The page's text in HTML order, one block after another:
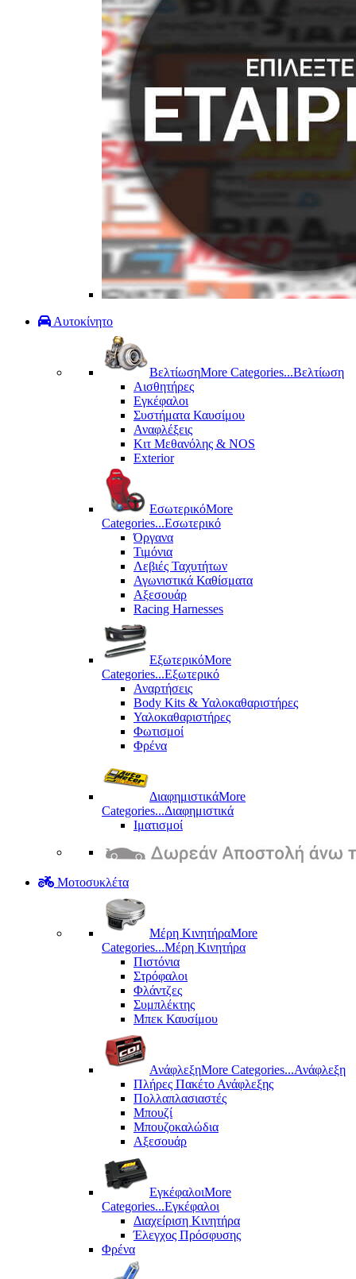
Αυτοκίνητο
ΒελτίωσηMore Categories...Βελτίωση
Αισθητήρες
Εγκέφαλοι
Συστήματα Καυσίμου
Αναφλέξεις
Κιτ Μεθανόλης & ΝΟS
Exterior
ΕσωτερικόMore
Categories...Εσωτερικό
Όργανα
Τιμόνια
Λεβιές Ταχυτήτων
Αγωνιστικά Καθίσματα
Αξεσουάρ
Racing Harnesses
ΕξωτερικόMore
Categories...Εξωτερικό
Αναρτήσεις
Body Kits & Υαλοκαθαριστήρες
Υαλοκαθαριστήρες
Φωτισμοί
Φρένα
ΔιαφημιστικάMore
Categories...Διαφημιστικά
Ιματισμοί
Μοτοσυκλέτα
Μέρη KινητήραMore
Categories...Μέρη Kινητήρα
Πιστόνια
Στρόφαλοι
Φλάντζες
Συμπλέκτης
Μπεκ Καυσίμου
ΑνάφλεξηMore Categories...Ανάφλεξη
Πλήρες Πακέτο Ανάφλεξης
Πολλαπλασιαστές
Μπουζί
Μπουζοκαλώδια
Αξεσουάρ
ΕγκέφαλοιMore
Categories...Εγκέφαλοι
Διαχείριση Κινητήρα
Έλεγχος Πρόσφυσης
Φρένα